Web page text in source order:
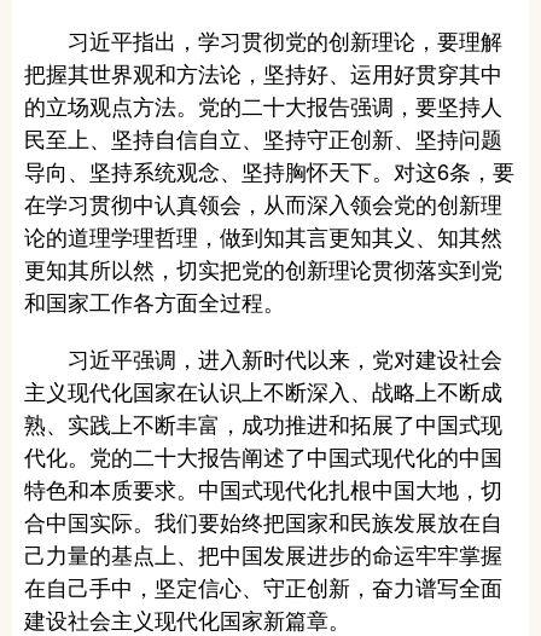
习近平指出，学习贯彻党的创新理论，要理解
把握其世界观和方法论，坚持好、运用好贯穿其中
的立场观点方法。党的二十大报告强调，要坚持人
民至上、坚持自信自立、坚持守正创新、坚持问题
导向、坚持系统观念、坚持胸怀天下。对这6条，要
在学习贯彻中认真领会，从而深入领会党的创新理
论的道理学理哲理，做到知其言更知其义、知其然
更知其所以然，切实把党的创新理论贯彻落实到党
和国家工作各方面全过程。
习近平强调，进入新时代以来，党对建设社会
主义现代化国家在认识上不断深入、战略上不断成
熟、实践上不断丰富，成功推进和拓展了中国式现
代化。党的二十大报告阐述了中国式现代化的中国
特色和本质要求。中国式现代化扎根中国大地，切
合中国实际。我们要始终把国家和民族发展放在自
己力量的基点上、把中国发展进步的命运牢牢掌握
在自己手中，坚定信心、守正创新，奋力谱写全面
建设社会主义现代化国家新篇章。